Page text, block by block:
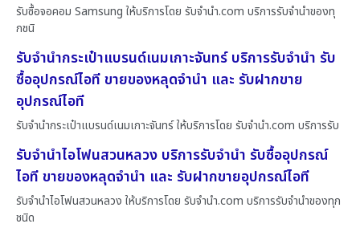
รับซื้อจอคอม Samsung ให้บริการโดย รับจํานํา.com บริการรับจำนำของทุ
กชนิ
รับจำนำกระเป๋าแบรนด์เนมเกาะจันทร์ บริการรับจำนำ รับ
ซื้ออุปกรณ์ไอที ขายของหลุดจำนำ และ รับฝากขาย
อุปกรณ์ไอที
รับจำนำกระเป๋าแบรนด์เนมเกาะจันทร์ ให้บริการโดย รับจํานํา.com บริการรับ
รับจำนำไอโฟนสวนหลวง บริการรับจำนำ รับซื้ออุปกรณ์
ไอที ขายของหลุดจำนำ และ รับฝากขายอุปกรณ์ไอที
รับจำนำไอโฟนสวนหลวง ให้บริการโดย รับจํานํา.com บริการรับจำนำของทุก
ชนิด